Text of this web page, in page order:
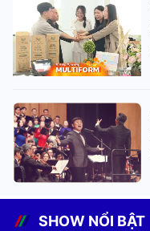
SHOW NỔI BẬT